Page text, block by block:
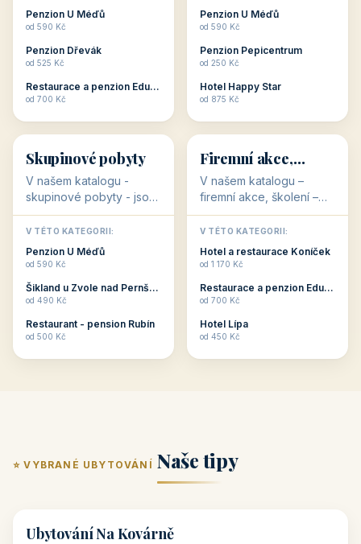
stavbou, polohou anebo
zaměřením nabízí
Romantické ...
Penzion U Méďů
od 590 Kč
Penzion Dřevák
od 525 Kč
Restaurace a penzion Eduard
od 700 Kč
milovníky cykloturistiky
připraveny. Většinou mají
Penzion U Méďů
od 590 Kč
Penzion Pepicentrum
od 250 Kč
Hotel Happy Star
od 875 Kč
👥
👥
32 objektů
Skupinové pobyty
V našem katalogu -
skupinové pobyty - jsou
pro Vás připraveny
objekty, které nabízí
ubytování skupin v
penzionech, hotelích a
Budete překva...
V TÉTO KATEGORII:
Penzion U Méďů
od 590 Kč
Šikland u Zvole nad Pernštejnem
od 490 Kč
Restaurant - pension Rubín
od 500 Kč
💼
💼
31 objektů
Firemní akce,
školení
V našem katalogu –
firemní akce, školení –
jsou pro Vás připraveny
objekty, které mají
zkušenosti pořádat i
menší firemní akce a
ob...
V TÉTO KATEGORII:
Hotel a restaurace Koníček
od 1 170 Kč
Restaurace a penzion Eduard
od 700 Kč
Hotel Lípa
od 450 Kč
⭐ VYBRANÉ UBYTOVÁNÍ Naše tipy
🏡 penzion
Ubytování Na Kovárně